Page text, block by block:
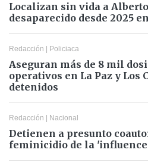
Localizan sin vida a
desaparecido desde 2025
Redacción Policiaca
Aseguran más de 8 mil
operativos en La Paz y Los
detenidos
Redacción Nacional
Detienen a presunto
feminicidio de la